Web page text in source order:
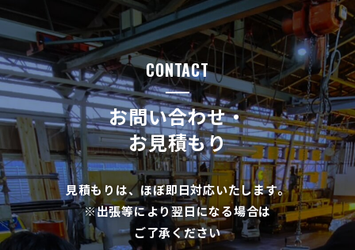
CONTACT
お問い合わせ・
お見積もり
見積もりは、ほぼ即日対応いたします。
※出張等により翌日になる場合は
ご了承ください